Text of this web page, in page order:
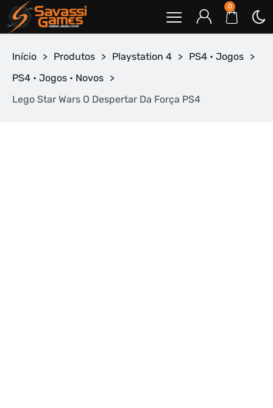
0
Início > Produtos > Playstation 4 > PS4 • Jogos >
PS4 • Jogos • Novos >
Lego Star Wars O Despertar Da Força PS4